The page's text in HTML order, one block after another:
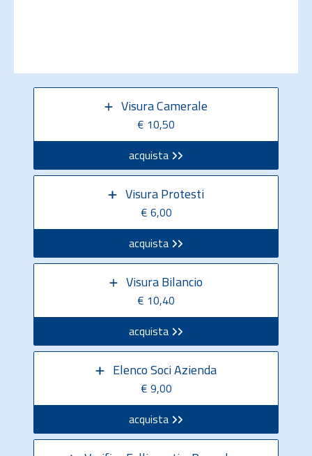
Visura Camerale
€ 10,50
acquista
Visura Protesti
€ 6,00
acquista
Visura Bilancio
€ 10,40
acquista
Elenco Soci Azienda
€ 9,00
acquista